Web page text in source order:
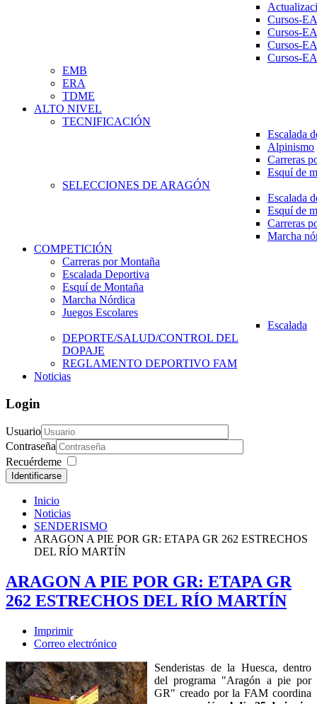
Cursos-
Cursos-
Cursos-
Cursos-
EMB
ERA
TDME
ALTO NIVEL
TECNIFICACIÓN
Escalada
Alpinismo
Carreras
Esquí de
SELECCIONES DE ARAGÓN
Escalada
Esquí de
Carreras
Marcha
COMPETICIÓN
Carreras por Montaña
Escalada Deportiva
Esquí de Montaña
Marcha Nórdica
Juegos Escolares
Escalada
DEPORTE/SALUD/CONTROL DEL
DOPAJE
REGLAMENTO DEPORTIVO FAM
Noticias
Login
Usuario
Contraseña
Recuérdeme
Identificarse
Inicio
Noticias
SENDERISMO
ARAGON A PIE POR GR: ETAPA GR 262 ESTRECHOS
DEL RÍO MARTÍN
ARAGON A PIE POR GR: ETAPA GR
262 ESTRECHOS DEL RÍO MARTÍN
Imprimir
Correo electrónico
Senderistas de la Huesca, dentro
del programa "Aragón a pie por
GR" creado por la FAM coordina